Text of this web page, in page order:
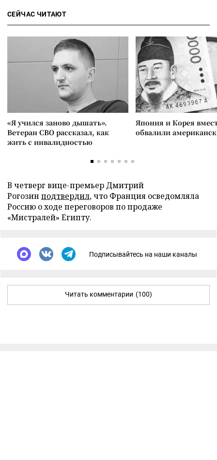
СЕЙЧАС ЧИТАЮТ
«Я учился заново дышать».
Ветеран СВО рассказал, как
жить с инвалидностью
Япония и Корея
обвалили
В четверг вице-премьер Дмитрий
Рогозин подтвердил, что Франция осведомляла
Россию о ходе переговоров по продаже
«Мистралей» Египту.
Подписывайтесь на наши каналы
Читать комментарии (100)